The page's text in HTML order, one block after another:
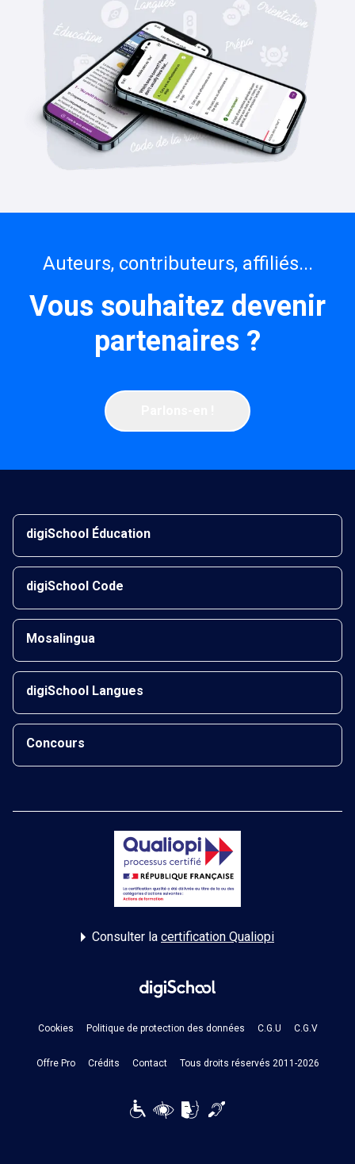
Auteurs, contributeurs, affiliés...
Vous souhaitez devenir
partenaires ?
digiSchool Éducation
digiSchool Code
Mosalingua
digiSchool Langues
Concours
Consulter la certification Qualiopi
Cookies Politique de protection des données C.G.U C.G.V
Offre Pro Crédits Contact Tous droits réservés 2011-2026